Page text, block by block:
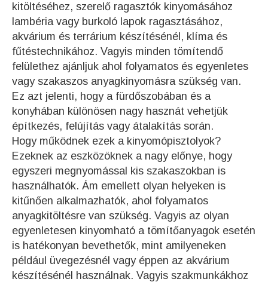
kitöltéséhez, szerelő ragasztók kinyomásához
lambéria vagy burkoló lapok ragasztásához,
akvárium és terrárium készítésénél, klíma és
fűtéstechnikához. Vagyis minden tömítendő
felülethez ajánljuk ahol folyamatos és egyenletes
vagy szakaszos anyagkinyomásra szükség van.
Ez azt jelenti, hogy a fürdőszobában és a
konyhában különösen nagy hasznát vehetjük
építkezés, felújítás vagy átalakítás során.
Hogy működnek ezek a kinyomópisztolyok?
Ezeknek az eszközöknek a nagy előnye, hogy
egyszeri megnyomással kis szakaszokban is
használhatók. Ám emellett olyan helyeken is
kitűnően alkalmazhatók, ahol folyamatos
anyagkitöltésre van szükség. Vagyis az olyan
egyenletesen kinyomható a tömítőanyagok esetén
is hatékonyan bevethetők, mint amilyeneken
például üvegezésnél vagy éppen az akvárium
készítésénél használnak. Vagyis szakmunkákhoz